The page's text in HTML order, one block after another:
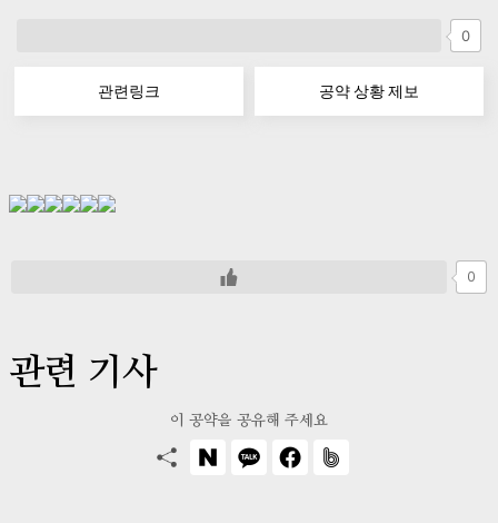
0
관련링크 공약 상황 제보
0
관련 기사
이 공약을 공유해 주세요